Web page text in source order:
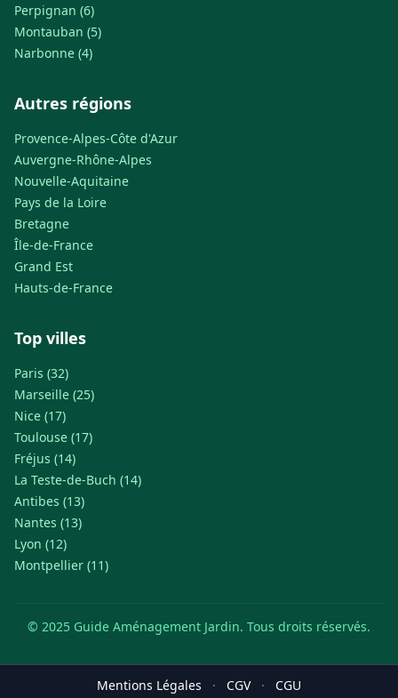
Perpignan (6)
Montauban (5)
Narbonne (4)
Autres régions
Provence-Alpes-Côte d'Azur
Auvergne-Rhône-Alpes
Nouvelle-Aquitaine
Pays de la Loire
Bretagne
Île-de-France
Grand Est
Hauts-de-France
Top villes
Paris (32)
Marseille (25)
Nice (17)
Toulouse (17)
Fréjus (14)
La Teste-de-Buch (14)
Antibes (13)
Nantes (13)
Lyon (12)
Montpellier (11)
© 2025 Guide Aménagement Jardin. Tous droits réservés.
Mentions Légales · CGV · CGU